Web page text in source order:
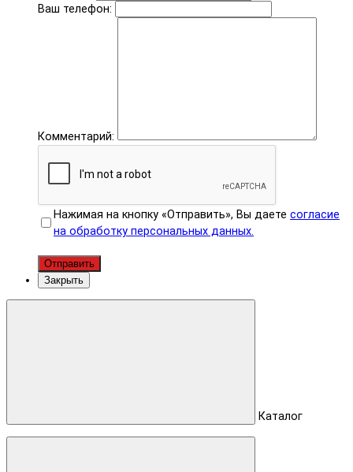
Ваш телефон:
Комментарий:
Нажимая на кнопку «Отправить», Вы даете согласие
на обработку персональных данных.
Отправить
Закрыть
Каталог